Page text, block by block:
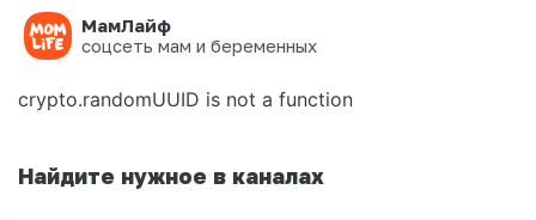
МамЛайф
соцсеть мам и беременных
Ошибка на странице
crypto.randomUUID is not a function
Найдите нужное в каналах